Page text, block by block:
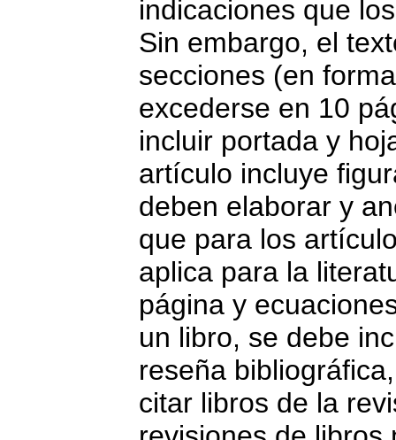
indicaciones que
Sin embargo, el
secciones (en
excederse en 10
incluir portada y
artículo incluye
deben elaborar y
que para los
aplica para la
página y
un libro, se debe
reseña
citar libros de la